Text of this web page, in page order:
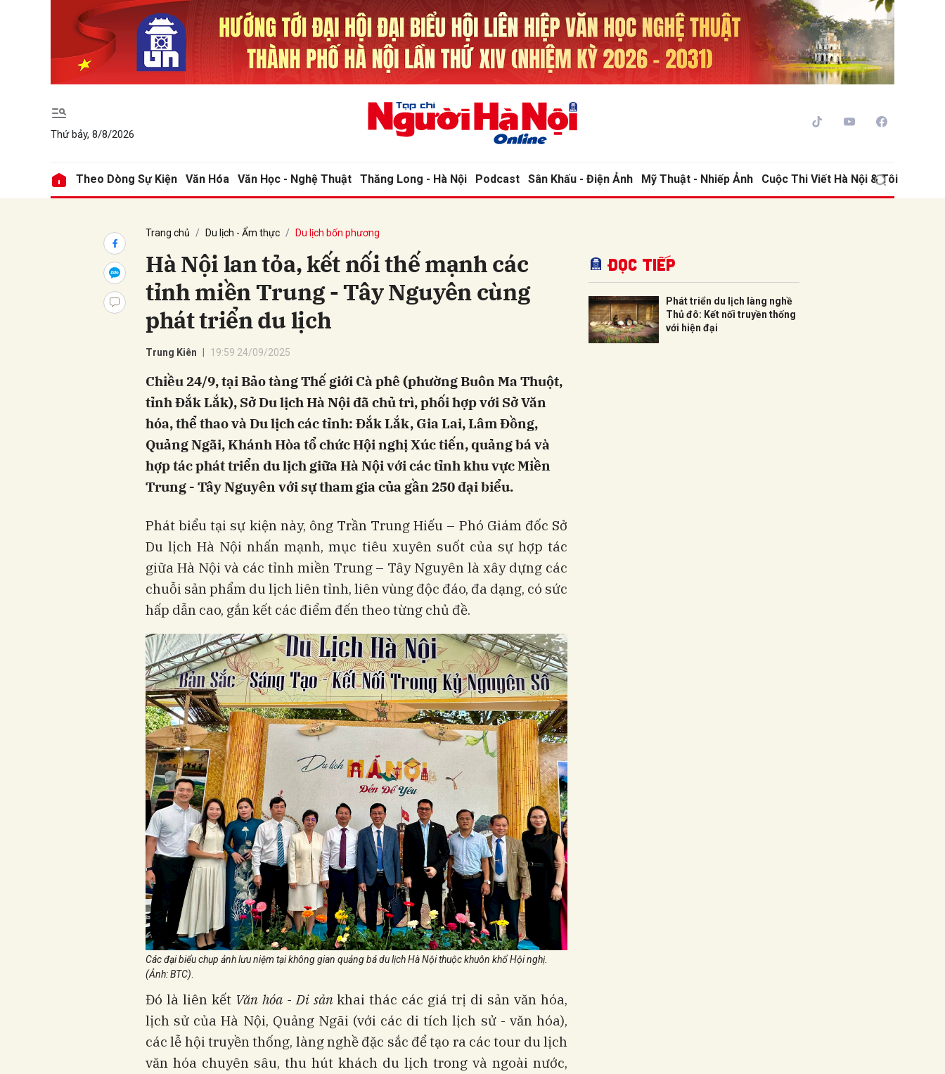
Thứ bảy, 8/8/2026
Theo Dòng Sự Kiện Văn Hóa Văn Học - Nghệ Thuật Thăng Long - Hà Nội Podcast Sân Khấu - Điện Ảnh Mỹ Thuật - Nhiếp Ảnh Cuộc Thi Viết Hà Nội & Tôi
Trang chủ Du lịch - Ẩm thực Du lịch bốn phương
Hà Nội lan tỏa, kết nối thế mạnh các
tỉnh miền Trung - Tây Nguyên cùng
phát triển du lịch
Trung Kiên 19:59 24/09/2025
Chiều 24/9, tại Bảo tàng Thế giới Cà phê (phường Buôn Ma Thuột,
tỉnh Đắk Lắk), Sở Du lịch Hà Nội đã chủ trì, phối hợp với Sở Văn
hóa, thể thao và Du lịch các tỉnh: Đắk Lắk, Gia Lai, Lâm Đồng,
Quảng Ngãi, Khánh Hòa tổ chức Hội nghị Xúc tiến, quảng bá và
hợp tác phát triển du lịch giữa Hà Nội với các tỉnh khu vực Miền
Trung - Tây Nguyên với sự tham gia của gần 250 đại biểu.
Phát biểu tại sự kiện này, ông Trần Trung Hiếu – Phó Giám đốc Sở
Du lịch Hà Nội nhấn mạnh, mục tiêu xuyên suốt của sự hợp tác
giữa Hà Nội và các tỉnh miền Trung – Tây Nguyên là xây dựng các
chuỗi sản phẩm du lịch liên tỉnh, liên vùng độc đáo, đa dạng, có sức
hấp dẫn cao, gắn kết các điểm đến theo từng chủ đề.
Các đại biểu chụp ảnh lưu niệm tại không gian quảng bá du lịch Hà Nội thuộc khuôn khổ Hội nghị.
(Ảnh: BTC)
Đó là liên kết Văn hóa - Di sảnkhai thác các giá trị di sản văn hóa,
lịch sử của Hà Nội, Quảng Ngãi (với các di tích lịch sử - văn hóa),
các lễ hội truyền thống, làng nghề đặc sắc để tạo ra các tour du lịch
văn hóa chuyên sâu, thu hút khách du lịch trong và ngoài nước,
Đọc tiếp
Phát triển du lịch làng nghề
Thủ đô: Kết nối truyền thống
với hiện đại
Gửi bình luận